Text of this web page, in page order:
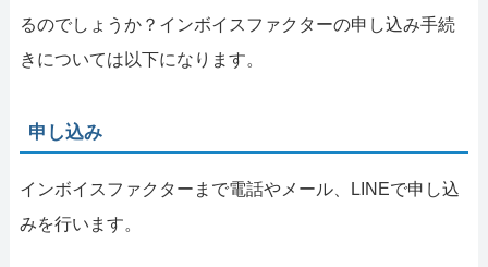
るのでしょうか？インボイスファクターの申し込み手続
きについては以下になります。
申し込み
インボイスファクターまで電話やメール、LINEで申し込
みを行います。